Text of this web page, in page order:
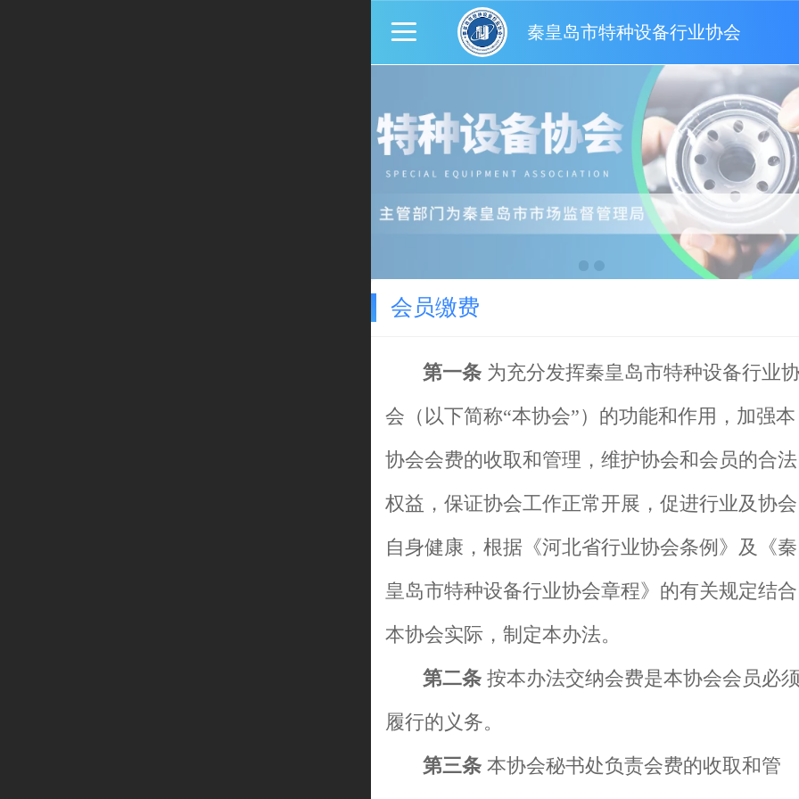
秦皇岛市特种设备行业协会
会员缴费
第一条 为充分发挥秦皇岛市特种设备行业
会（以下简称“本协会”）的功能和作用，加强本
协会会费的收取和管理，维护协会和会员的合法
权益，保证协会工作正常开展，促进行业及协会
自身健康，根据《河北省行业协会条例》及《秦
皇岛市特种设备行业协会章程》的有关规定结合
本协会实际，制定本办法。
第二条 按本办法交纳会费是本协会会员必
履行的义务。
第三条 本协会秘书处负责会费的收取和管